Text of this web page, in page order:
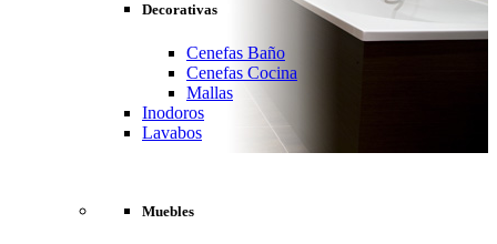
Decorativas
Cenefas Baño
Cenefas Cocina
Mallas
Inodoros
Lavabos
Muebles